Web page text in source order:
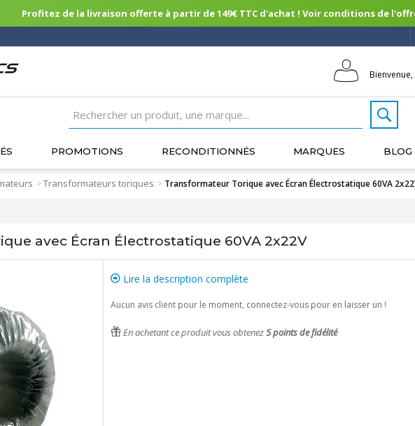
Profitez de la livraison offerte à partir de 149€ TTC d'achat ! Voir conditions de
Bienvenue,
PROMOTIONS RECONDITIONNÉS MARQUES BLOG
>Transformateurs toriques > Transformateur Torique avec Écran Électrostatique 60VA
avec Écran Électrostatique 60VA 2x22V
Lire la description complète
Aucun avis client pour le moment, connectez-vous pour en laisser un !
En achetant ce produit vous obtenez5points de fidélité